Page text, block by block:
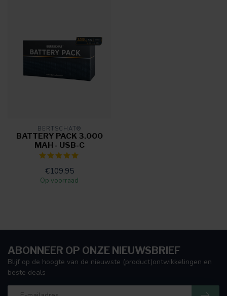
BERTSCHAT®
BATTERY PACK 3.000
MAH - USB-C
€109,95
Op voorraad
ABONNEER OP ONZE NIEUWSBRIEF
Blijf op de hoogte van de nieuwste (product)ontwikkelingen en
beste deals